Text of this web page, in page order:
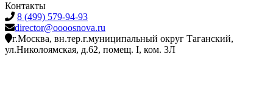
Контакты
8 (499) 579-94-93
director@oooosnova.ru
г.Москва, вн.тер.г.муниципальный округ Таганский,
ул.Николоямская, д.62, помещ. I, ком. 3Л